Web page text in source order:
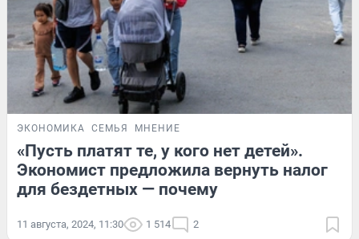
ЭКОНОМИКА СЕМЬЯ МНЕНИЕ
«Пусть платят те, у кого нет детей».
Экономист предложила вернуть налог
для бездетных — почему
11 августа, 2024, 11:30 1 514 2